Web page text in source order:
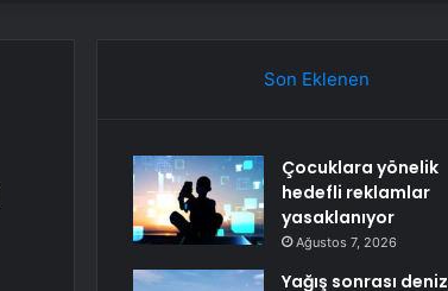
Son Eklenen
Çocuklara yönelik
hedefli reklamlar
yasaklanıyor
Ağustos 7, 2026
Yağış sonrası deniz